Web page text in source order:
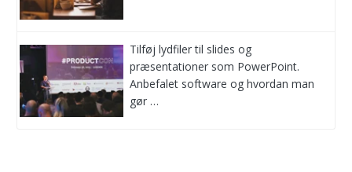
Tilføj lydfiler til slides og
præsentationer som PowerPoint.
Anbefalet software og hvordan man
gør …